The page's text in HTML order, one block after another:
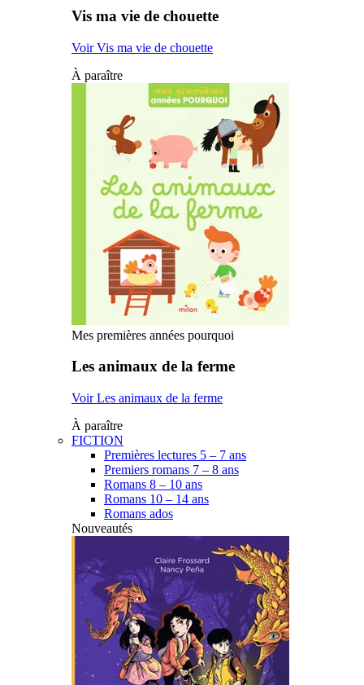
Vis ma vie de chouette
Voir Vis ma vie de chouette
À paraître
Mes premières années pourquoi
Les animaux de la ferme
Voir Les animaux de la ferme
À paraître
FICTION
Premières lectures 5 – 7 ans
Premiers romans 7 – 8 ans
Romans 8 – 10 ans
Romans 10 – 14 ans
Romans ados
Nouveautés